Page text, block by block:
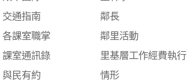
交通指南
各課室職掌
課室通訊錄
與民有約
鄰長
鄰里活動
里基層工作經費執行
情形